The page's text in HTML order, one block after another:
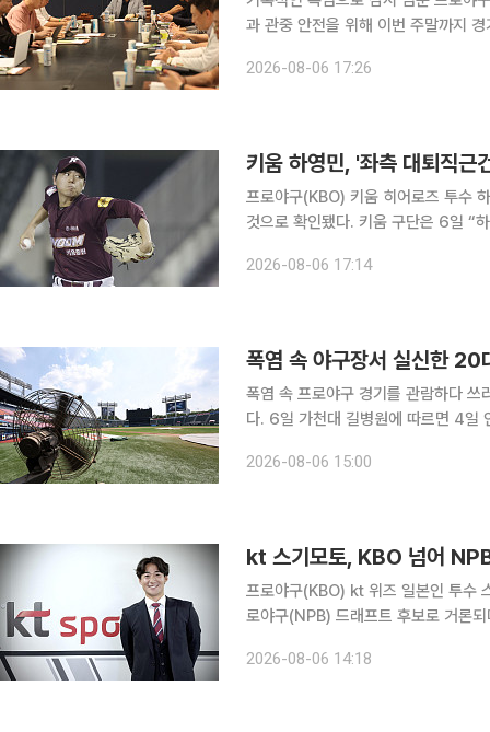
과 관중 안전을 위해 이번 주말까지
에서 10개 구단 단장과 프로야구선수
2026-08-06 17:26
키움 하영민, '좌측 대퇴직
프로야구(KBO) 키움 히어로즈 투수
것으로 확인됐다. 키움 구단은 6일 “하영민이 병원 검진 결과 좌측 대퇴직근건염 소견을 받았다”며
밝혔다. 하영민은 전날 좌측 고관
2026-08-06 17:14
폭염 속 야구장서 실신한
폭염 속 프로야구 경기를 관람하다
다. 6일 가천대 길병원에 따르면 4일 인천 SSG랜더스필드에서 열린 SSG 랜더스와 LG 트윈스의
2026-08-06 15:00
kt 스기모토, KBO 넘어
프로야구(KBO) kt 위즈 일본인 투수
로야구(NPB) 드래프트 후보로 거론되며 현지의 주목
고 평가했다. KBO리그 타자들을 상
2026-08-06 14:18